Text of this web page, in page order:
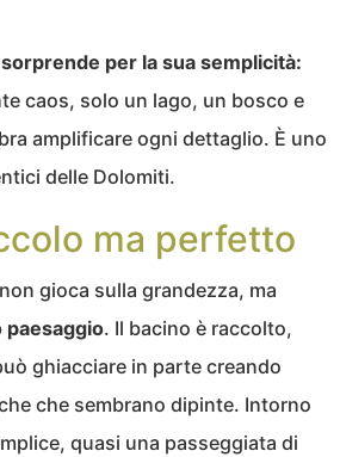
sorprende per la sua semplicità:
caos, solo un lago, un bosco e
amplificare ogni dettaglio. È uno
delle Dolomiti.
ma perfetto
gioca sulla grandezza, ma
paesaggio. Il bacino è raccolto,
ghiacciare in parte creando
che sembrano dipinte. Intorno
quasi una passeggiata di